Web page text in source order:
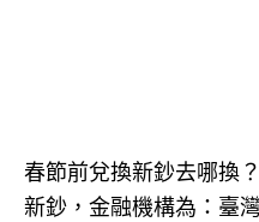
春節前兌換新鈔去哪換
新鈔，金融機構為：臺